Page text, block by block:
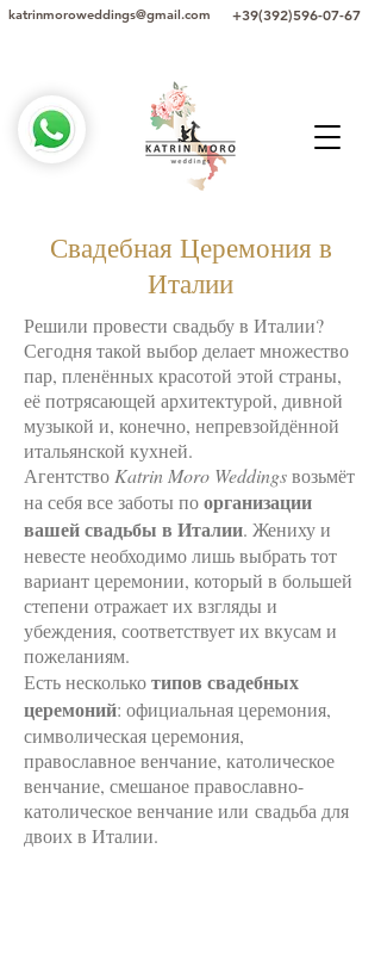
+39(392)596-07-67
katrinmoroweddings@gmail.com
Свадебная Церемония в
Италии
Решили провести свадьбу в Италии?
Сегодня такой выбор делает множество
пар, пленённых красотой этой страны,
её потрясающей архитектурой, дивной
музыкой и, конечно, непревзойдённой
итальянской кухней.
Агентство Katrin Moro Weddingsвозьмёт
на себя все заботы поорганизации
вашей свадьбы в Италии. Жениху и
невесте необходимо лишь выбрать тот
вариант церемонии, который в большей
степени отражает их взгляды и
убеждения, соответствует их вкусам и
пожеланиям.
Есть несколькотипов свадебных
церемоний: официальная церемония,
символическая церемония,
православное венчание, католическое
венчание, смешаное православно-
католическое венчание или свадьба для
двоих в Италии.